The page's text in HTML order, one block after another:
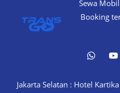
JAKARTA
Sewa
Booking
Jakarta Selatan : Hotel